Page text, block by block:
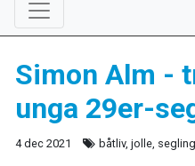
Simon Alm -
unga 29er-
4 dec 2021 båtliv, jolle,